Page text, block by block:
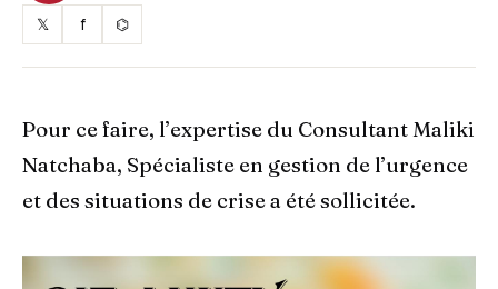
𝕏 f ⌬
Pour ce faire, l’expertise du Consultant Maliki
Natchaba, Spécialiste en gestion de l’urgence
et des situations de crise a été sollicitée.